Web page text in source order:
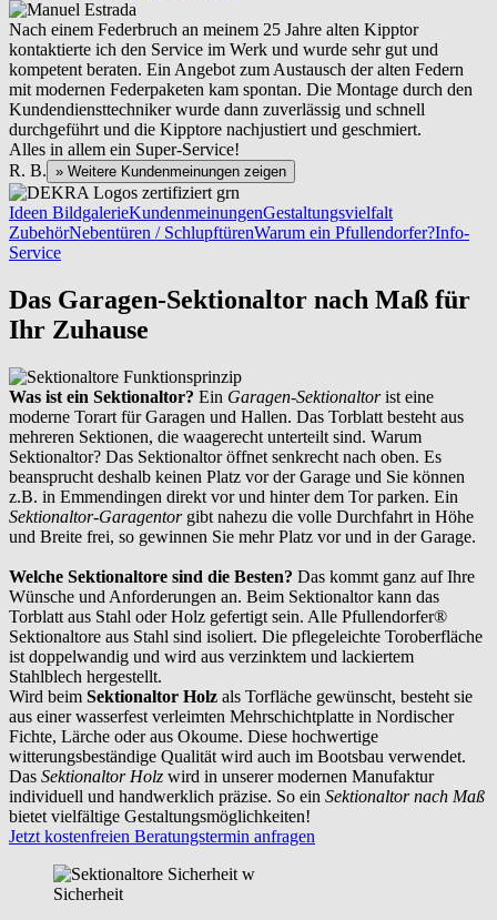
Nach einem Federbruch an meinem 25 Jahre alten Kipptor
kontaktierte ich den Service im Werk und wurde sehr gut und
kompetent beraten. Ein Angebot zum Austausch der alten Federn
mit modernen Federpaketen kam spontan. Die Montage durch den
Kundendiensttechniker wurde dann zuverlässig und schnell
durchgeführt und die Kipptore nachjustiert und geschmiert.
Alles in allem ein Super-Service!
R. B. » Weitere Kundenmeinungen zeigen
Ideen BildgalerieKundenmeinungenGestaltungsvielfalt
ZubehörNebentüren / SchlupftürenWarum ein Pfullendorfer?Info-
Service
Das Garagen-Sektionaltor nach Maß für
Ihr Zuhause
Was ist ein Sektionaltor? Ein Garagen-Sektionaltorist eine
moderne Torart für Garagen und Hallen. Das Torblatt besteht aus
mehreren Sektionen, die waagerecht unterteilt sind. Warum
Sektionaltor? Das Sektionaltor öffnet senkrecht nach oben. Es
beansprucht deshalb keinen Platz vor der Garage und Sie können
z.B. in Emmendingen direkt vor und hinter dem Tor parken. Ein
Sektionaltor-Garagentorgibt nahezu die volle Durchfahrt in Höhe
und Breite frei, so gewinnen Sie mehr Platz vor und in der Garage.
Welche Sektionaltore sind die Besten? Das kommt ganz auf Ihre
Wünsche und Anforderungen an. Beim Sektionaltor kann das
Torblatt aus Stahl oder Holz gefertigt sein. Alle Pfullendorfer®
Sektionaltore aus Stahl sind isoliert. Die pflegeleichte Toroberfläche
ist doppelwandig und wird aus verzinktem und lackiertem
Stahlblech hergestellt.
Wird beim Sektionaltor Holz als Torfläche gewünscht, besteht sie
aus einer wasserfest verleimten Mehrschichtplatte in Nordischer
Fichte, Lärche oder aus Okoume. Diese hochwertige
witterungsbeständige Qualität wird auch im Bootsbau verwendet.
Das Sektionaltor Holz wird in unserer modernen Manufaktur
individuell und handwerklich präzise. So ein Sektionaltor nach Maß
bietet vielfältige Gestaltungsmöglichkeiten!
Jetzt kostenfreien Beratungstermin anfragen
Sicherheit